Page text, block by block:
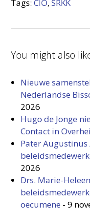
Tags:CIO,SRKK
You might also
Nieuwe
Nederlandse
2026
Hugo de Jonge
Contact in
Pater Augustinus
2026
Drs. Marie-
oecumene -9